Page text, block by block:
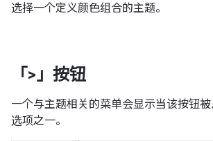
选择一个定义颜色组合的主题。
「>」按钮
一个与主题相关的菜单会显示当该按钮被
选项之一。